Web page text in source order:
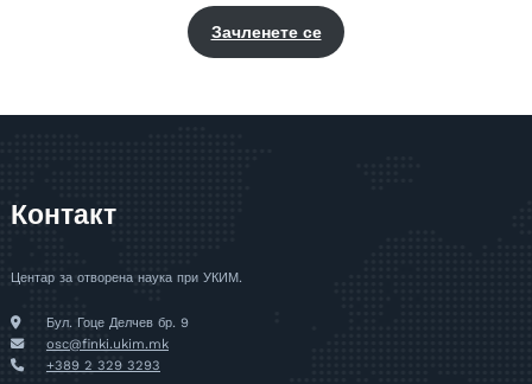
Зачленете се
Контакт
Центар за отворена наука при УКИМ.
Бул. Гоце Делчев бр. 9
osc@finki.ukim.mk
+389 2 329 3293